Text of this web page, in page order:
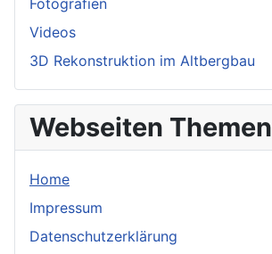
Videos
3D Rekonstruktion im Altbergbau
Webseiten Themen
Home
Impressum
Datenschutzerklärung